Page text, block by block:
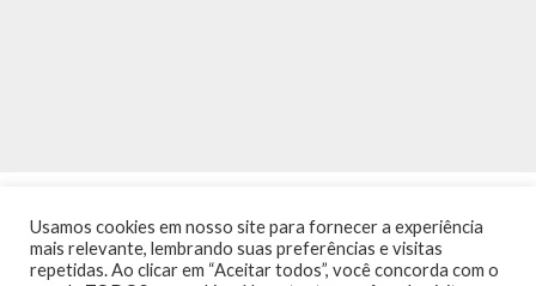
Usamos cookies em nosso site para fornecer a experiência
mais relevante, lembrando suas preferências e visitas
repetidas. Ao clicar em “Aceitar todos”, você concorda com o